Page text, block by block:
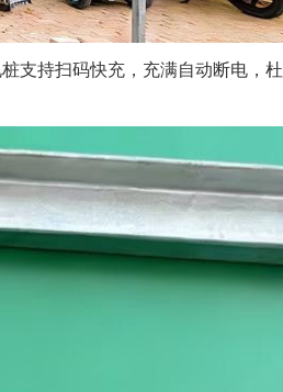
支持扫码快充，充满自动断电，杜